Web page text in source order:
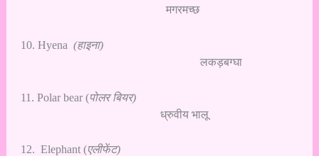
मगरमच्छ
10. Hyena (हाइना)
लकड़बग्घा
11. Polar bear (पोलर बियर)
ध्रुवीय भालू
12. Elephant (एलीफेंट)